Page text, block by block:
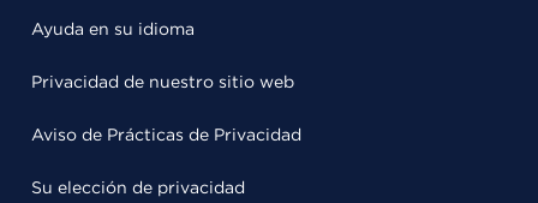
Ayuda en su idioma
Privacidad de nuestro sitio web
Aviso de Prácticas de Privacidad
Su elección de privacidad